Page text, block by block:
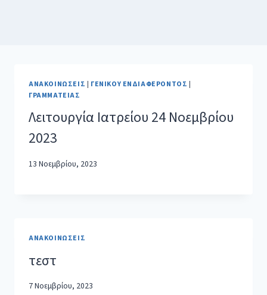
ΑΝΑΚΟΙΝΏΣΕΙΣ | ΓΕΝΙΚΟΎ ΕΝΔΙΑΦΈΡΟΝΤΟΣ |
ΓΡΑΜΜΑΤΕΊΑΣ
Λειτουργία Ιατρείου 24 Νοεμβρίου
2023
13 Νοεμβρίου, 2023
ΑΝΑΚΟΙΝΏΣΕΙΣ
τεστ
7 Νοεμβρίου, 2023